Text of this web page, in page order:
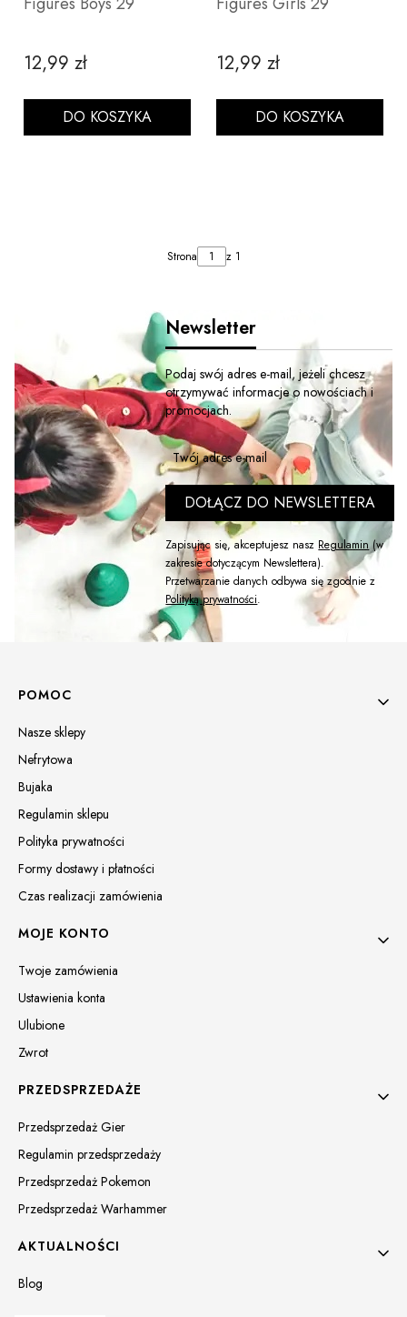
Cena
12,99 zł
DO KOSZYKA
Cena
12,99 zł
DO KOSZYKA
Strona z 1
Newsletter
Podaj swój adres e-mail, jeżeli chcesz
otrzymywać informacje o nowościach i
promocjach.
Twój adres e-mail
DOŁĄCZ DO NEWSLETTERA
Zapisując się, akceptujesz nasz Regulamin(w
zakresie dotyczącym Newslettera).
Przetwarzanie danych odbywa się zgodnie z
Polityką prywatności.
Linki w stopce
POMOC
Nasze sklepy
Nefrytowa
Bujaka
Regulamin sklepu
Polityka prywatności
Formy dostawy i płatności
Czas realizacji zamówienia
MOJE KONTO
Twoje zamówienia
Ustawienia konta
Ulubione
Zwrot
PRZEDSPRZEDAŻE
Przedsprzedaż Gier
Regulamin przedsprzedaży
Przedsprzedaż Pokemon
Przedsprzedaż Warhammer
AKTUALNOŚCI
Blog